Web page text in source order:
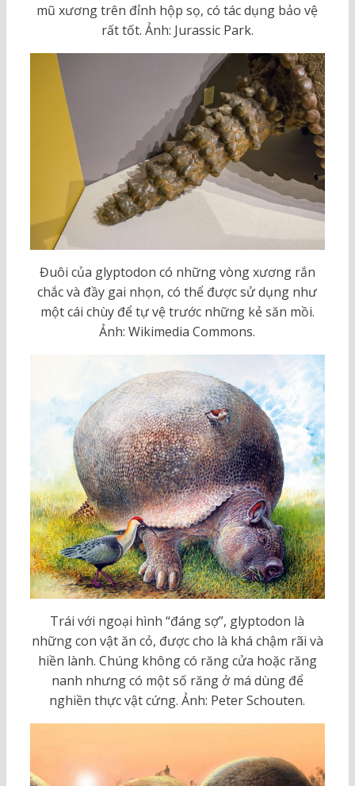
mũ xương trên đỉnh hộp sọ, có tác dụng bảo vệ
rất tốt. Ảnh: Jurassic Park.
Đuôi của glyptodon có những vòng xương rắn
chắc và đầy gai nhọn, có thể được sử dụng như
một cái chùy để tự vệ trước những kẻ săn mồi.
Ảnh: Wikimedia Commons.
Trái với ngoại hình “đáng sợ”, glyptodon là
những con vật ăn cỏ, được cho là khá chậm rãi và
hiền lành. Chúng không có răng cửa hoặc răng
nanh nhưng có một số răng ở má dùng để
nghiền thực vật cứng. Ảnh: Peter Schouten.